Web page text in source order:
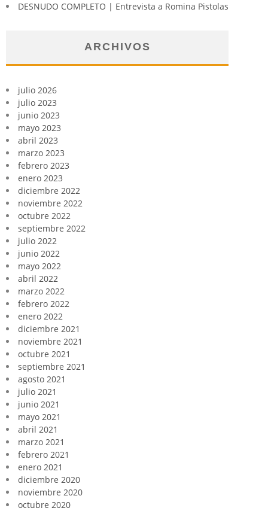
DESNUDO COMPLETO | Entrevista a Romina Pistolas
ARCHIVOS
julio 2026
julio 2023
junio 2023
mayo 2023
abril 2023
marzo 2023
febrero 2023
enero 2023
diciembre 2022
noviembre 2022
octubre 2022
septiembre 2022
julio 2022
junio 2022
mayo 2022
abril 2022
marzo 2022
febrero 2022
enero 2022
diciembre 2021
noviembre 2021
octubre 2021
septiembre 2021
agosto 2021
julio 2021
junio 2021
mayo 2021
abril 2021
marzo 2021
febrero 2021
enero 2021
diciembre 2020
noviembre 2020
octubre 2020